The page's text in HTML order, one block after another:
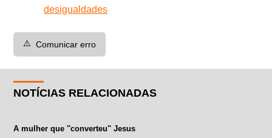
desigualdades
⚠️ Comunicar erro
NOTÍCIAS RELACIONADAS
A mulher que ''converteu'' Jesus